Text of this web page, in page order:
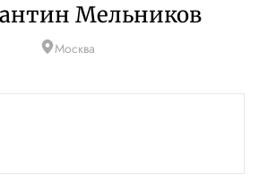
Мельников
Москва